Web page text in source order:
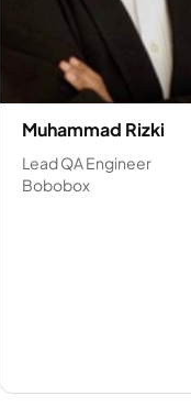
Muhammad Rizki
Lead QA Engineer
Bobobox